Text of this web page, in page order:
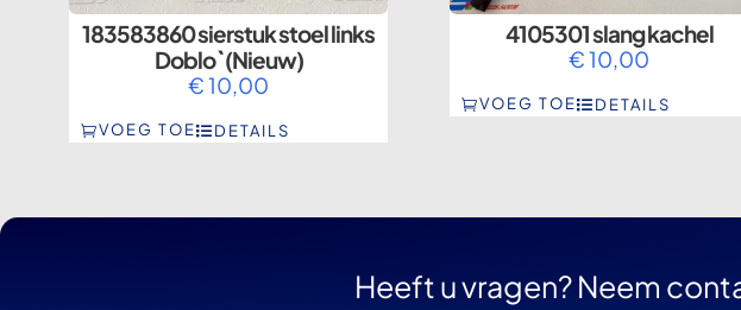
183583860 sierstuk stoel links
Doblo` (Nieuw)
€10,00
VOEG TOE DETAILS
4105301 slang kachel
€10,00
VOEG TOE DETAILS
Heeft u vragen? Neem